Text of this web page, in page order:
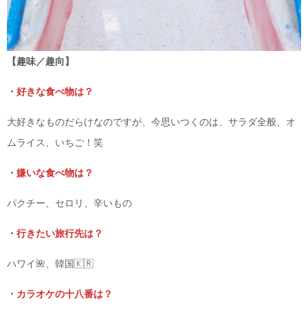
【趣味／趣向】
・好きな食べ物は？
大好きなものだらけなのですが、今思いつくのは、サラダ全般、オ
ムライス、いちご！笑
・嫌いな食べ物は？
パクチー、セロリ、辛いもの
・行きたい旅行先は？
ハワイ🌺、韓国🇰🇷
・カラオケの十八番は？